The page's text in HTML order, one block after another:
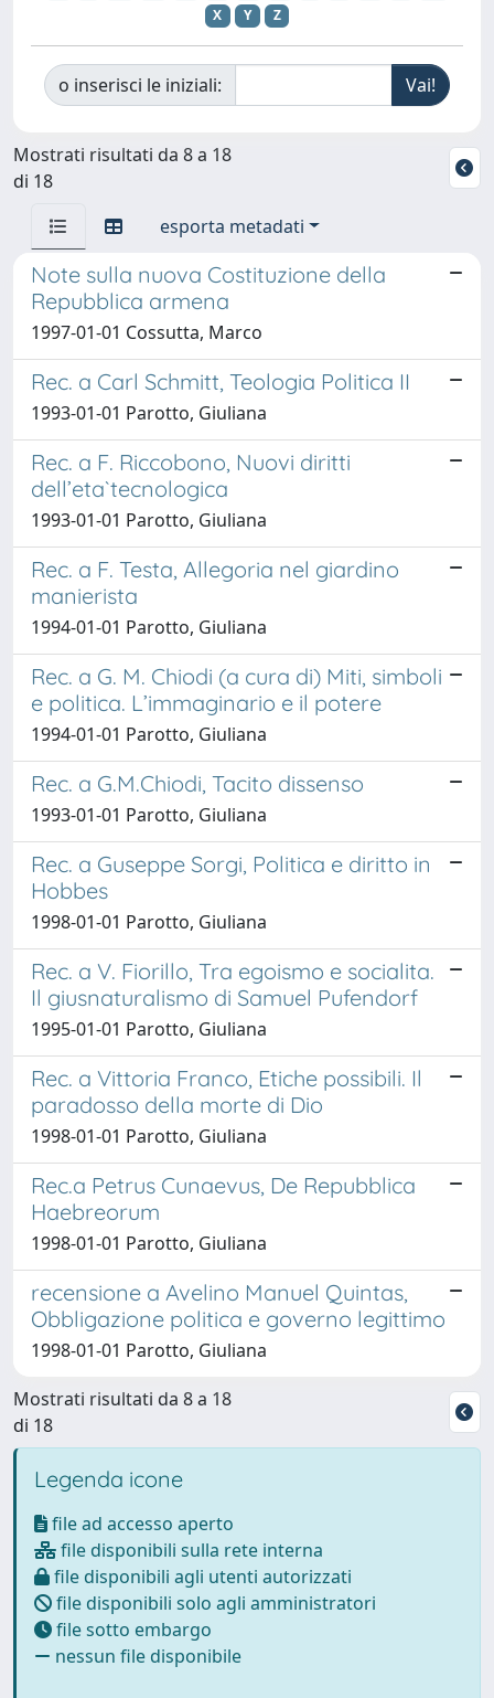
X
Y Z
o inserisci le iniziali:
Mostrati risultati da 8 a 18
di 18
esporta metadati
Note sulla nuova Costituzione della
Repubblica armena
1997-01-01 Cossutta, Marco
Rec. a Carl Schmitt, Teologia Politica II
1993-01-01 Parotto, Giuliana
Rec. a F. Riccobono, Nuovi diritti
dell’eta`tecnologica
1993-01-01 Parotto, Giuliana
Rec. a F. Testa, Allegoria nel giardino
manierista
1994-01-01 Parotto, Giuliana
Rec. a G. M. Chiodi (a cura di) Miti, simboli
e politica. L’immaginario e il potere
1994-01-01 Parotto, Giuliana
Rec. a G.M.Chiodi, Tacito dissenso
1993-01-01 Parotto, Giuliana
Rec. a Guseppe Sorgi, Politica e diritto in
Hobbes
1998-01-01 Parotto, Giuliana
Rec. a V. Fiorillo, Tra egoismo e socialita.
Il giusnaturalismo di Samuel Pufendorf
1995-01-01 Parotto, Giuliana
Rec. a Vittoria Franco, Etiche possibili. Il
paradosso della morte di Dio
1998-01-01 Parotto, Giuliana
Rec.a Petrus Cunaevus, De Repubblica
Haebreorum
1998-01-01 Parotto, Giuliana
recensione a Avelino Manuel Quintas,
Obbligazione politica e governo legittimo
1998-01-01 Parotto, Giuliana
Mostrati risultati da 8 a 18
di 18
Legenda icone
file ad accesso aperto
file disponibili sulla rete interna
file disponibili agli utenti autorizzati
file disponibili solo agli amministratori
file sotto embargo
nessun file disponibile